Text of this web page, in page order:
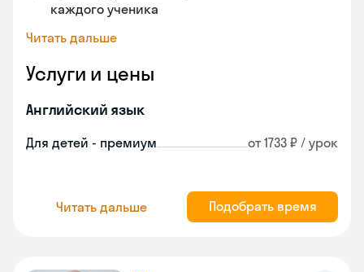
каждого ученика
Читать дальше
Услуги и цены
Английский язык
Для детей - премиум от 1733 ₽ / урок
Читать дальше Подобрать время